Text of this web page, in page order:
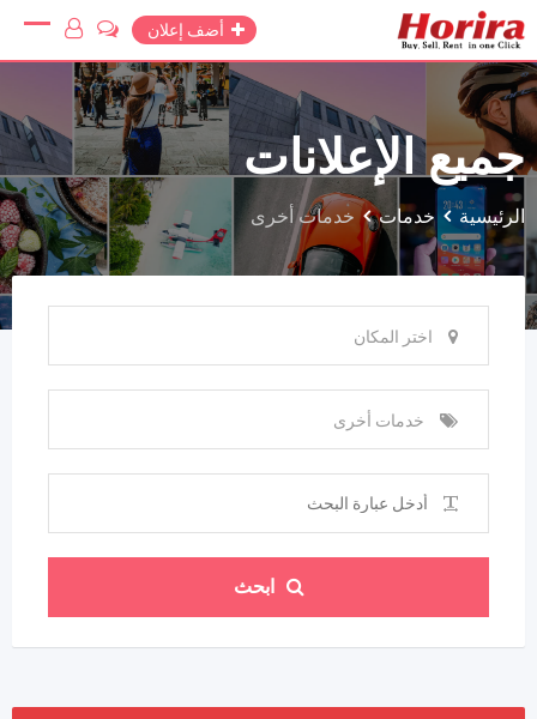
Skip
content
أضف إعلان
جميع الإعلانات
الرئيسية خدمات خدمات أخرى
اختر المكان
خدمات أخرى
ابحث